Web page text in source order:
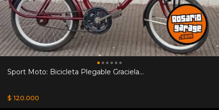
Sport Moto: Bicicleta Plegable Graciela...
$ 120.000